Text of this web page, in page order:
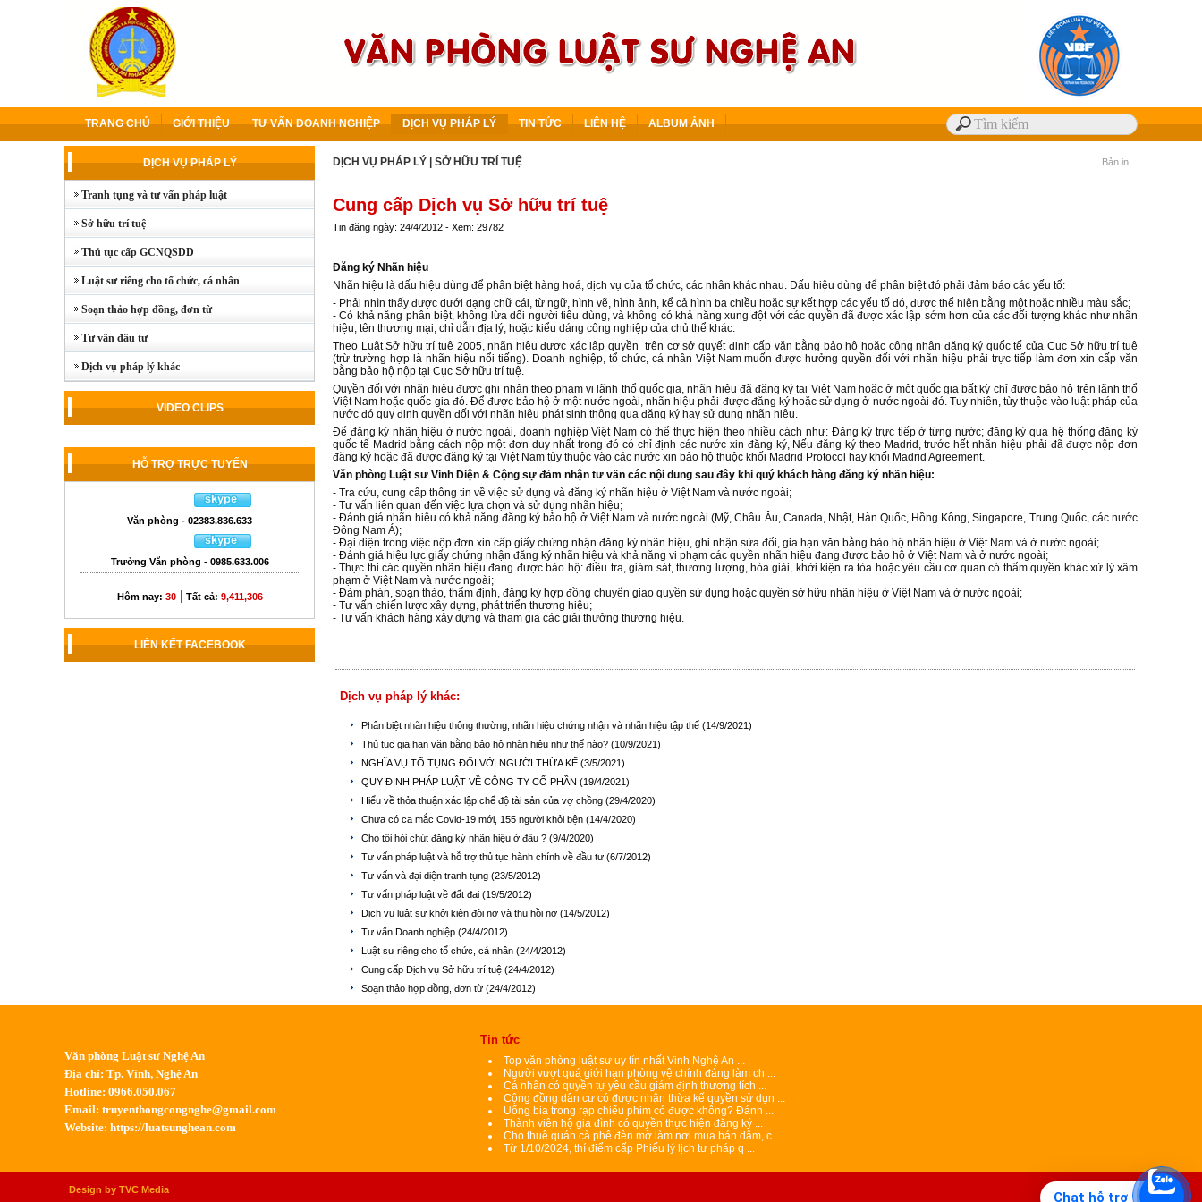
TRANG CHỦ GIỚI THIỆU TƯ VẤN DOANH NGHIỆP DỊCH VỤ PHÁP LÝ TIN TỨC LIÊN HỆ ALBUM ẢNH
DỊCH VỤ PHÁP LÝ
Tranh tụng và tư vấn pháp luật
Sở hữu trí tuệ
Thủ tục cấp GCNQSDD
Luật sư riêng cho tổ chức, cá nhân
Soạn thảo hợp đồng, đơn từ
Tư vấn đầu tư
Dịch vụ pháp lý khác
VIDEO CLIPS
HỖ TRỢ TRỰC TUYẾN
Văn phòng - 02383.836.633
Trưởng Văn phòng - 0985.633.006
Hôm nay: 30| Tất cả: 9,411,306
LIÊN KẾT FACEBOOK
DỊCH VỤ PHÁP LÝ SỞ HỮU TRÍ TUỆ Bản in
Cung cấp Dịch vụ Sở hữu trí tuệ
Tin đăng ngày: 24/4/2012 - Xem: 29782
Đăng ký Nhãn hiệu
Nhãn hiệu là dấu hiệu dùng để phân biệt hàng hoá, dịch vụ của tổ chức, các nhân khác nhau. Dấu hiệu dùng để phân biệt đó phải đảm báo các yếu tố:
- Phải nhìn thấy được dưới dạng chữ cái, từ ngữ, hình vẽ, hình ảnh, kể cả hình ba chiều hoặc sự kết hợp các yếu tố đó, được thể hiện bằng một hoặc nhiều màu sắc;
- Có khả năng phân biệt, không lừa dối người tiêu dùng, và không có khả năng xung đột với các quyền đã được xác lập sớm hơn của các đối tượng khác như nhãn
hiệu, tên thương mại, chỉ dẫn địa lý, hoặc kiểu dáng công nghiệp của chủ thể khác.
Theo Luật Sở hữu trí tuệ 2005, nhãn hiệu được xác lập quyền trên cơ sở quyết định cấp văn bằng bảo hộ hoặc công nhận đăng ký quốc tế của Cục Sở hữu trí tuệ
(trừ trường hợp là nhãn hiệu nổi tiếng). Doanh nghiệp, tổ chức, cá nhân Việt Nam muốn được hưởng quyền đối với nhãn hiệu phải trực tiếp làm đơn xin cấp văn
bằng bảo hộ nộp tại Cục Sở hữu trí tuệ.
Quyền đối với nhãn hiệu được ghi nhận theo phạm vi lãnh thổ quốc gia, nhãn hiệu đã đăng ký tại Việt Nam hoặc ở một quốc gia bất kỳ chỉ được bảo hộ trên lãnh thổ
Việt Nam hoặc quốc gia đó. Để được bảo hộ ở một nước ngoài, nhãn hiệu phải được đăng ký hoặc sử dụng ở nước ngoài đó. Tuy nhiên, tùy thuộc vào luật pháp của
nước đó quy định quyền đối với nhãn hiệu phát sinh thông qua đăng ký hay sử dụng nhãn hiệu.
Để đăng ký nhãn hiệu ở nước ngoài, doanh nghiệp Việt Nam có thể thực hiện theo nhiều cách như: Đăng ký trực tiếp ở từng nước; đăng ký qua hệ thống đăng ký
quốc tế Madrid bằng cách nộp một đơn duy nhất trong đó có chỉ định các nước xin đăng ký, Nếu đăng ký theo Madrid, trước hết nhãn hiệu phải đã được nộp đơn
đăng ký hoặc đã được đăng ký tại Việt Nam tùy thuộc vào các nước xin bảo hộ thuộc khối Madrid Protocol hay khối Madrid Agreement.
Văn phòng Luật sư Vinh Diện & Cộng sự đảm nhận tư vấn các nội dung sau đây khi quý khách hàng đăng ký nhãn hiệu:
- Tra cứu, cung cấp thông tin về việc sử dụng và đăng ký nhãn hiệu ở Việt Nam và nước ngoài;
- Tư vấn liên quan đến việc lựa chọn và sử dụng nhãn hiệu;
- Đánh giá nhãn hiệu có khả năng đăng ký bảo hộ ở Việt Nam và nước ngoài (Mỹ, Châu Âu, Canada, Nhật, Hàn Quốc, Hồng Kông, Singapore, Trung Quốc, các nước
Đông Nam Á);
- Đại diện trong việc nộp đơn xin cấp giấy chứng nhận đăng ký nhãn hiệu, ghi nhận sửa đổi, gia hạn văn bằng bảo hộ nhãn hiệu ở Việt Nam và ở nước ngoài;
- Đánh giá hiệu lực giấy chứng nhận đăng ký nhãn hiệu và khả năng vi phạm các quyền nhãn hiệu đang được bảo hộ ở Việt Nam và ở nước ngoài;
- Thực thi các quyền nhãn hiệu đang được bảo hộ: điều tra, giám sát, thương lượng, hòa giải, khởi kiện ra tòa hoặc yêu cầu cơ quan có thẩm quyền khác xử lý xâm
phạm ở Việt Nam và nước ngoài;
- Đàm phán, soạn thảo, thẩm định, đăng ký hợp đồng chuyển giao quyền sử dụng hoặc quyền sở hữu nhãn hiệu ở Việt Nam và ở nước ngoài;
- Tư vấn chiến lược xây dựng, phát triển thương hiệu;
- Tư vấn khách hàng xây dựng và tham gia các giải thưởng thương hiệu.
Dịch vụ pháp lý khác:
Phân biệt nhãn hiệu thông thường, nhãn hiệu chứng nhận và nhãn hiệu tập thể (14/9/2021)
Thủ tục gia hạn văn bằng bảo hộ nhãn hiệu như thế nào? (10/9/2021)
NGHĨA VỤ TỐ TỤNG ĐỐI VỚI NGƯỜI THỪA KẾ (3/5/2021)
QUY ĐỊNH PHÁP LUẬT VỀ CÔNG TY CỔ PHẦN (19/4/2021)
Hiểu về thỏa thuận xác lập chế độ tài sản của vợ chồng (29/4/2020)
Chưa có ca mắc Covid-19 mới, 155 người khỏi bện (14/4/2020)
Cho tôi hỏi chút đăng ký nhãn hiệu ở đâu ? (9/4/2020)
Tư vấn pháp luật và hỗ trợ thủ tục hành chính về đầu tư (6/7/2012)
Tư vấn và đại diện tranh tụng (23/5/2012)
Tư vấn pháp luật về đất đai (19/5/2012)
Dịch vụ luật sư khởi kiện đòi nợ và thu hồi nợ (14/5/2012)
Tư vấn Doanh nghiệp (24/4/2012)
Luật sư riêng cho tổ chức, cá nhân (24/4/2012)
Cung cấp Dịch vụ Sở hữu trí tuệ (24/4/2012)
Soạn thảo hợp đồng, đơn từ (24/4/2012)
Văn phòng Luật sư Nghệ An
Địa chỉ: Tp. Vinh, Nghệ An
Hotline: 0966.050.067
Email: truyenthongcongnghe@gmail.com
Website: https://luatsunghean.com
Tin tức
Top văn phòng luật sư uy tín nhất Vinh Nghệ An ...
Người vượt quá giới hạn phòng vệ chính đáng làm ch ...
Cá nhân có quyền tự yêu cầu giám định thương tích ...
Cộng đồng dân cư có được nhận thừa kế quyền sử dụn ...
Uống bia trong rạp chiếu phim có được không? Đánh ...
Thành viên hộ gia đình có quyền thực hiện đăng ký ...
Cho thuê quán cà phê đèn mờ làm nơi mua bán dâm, c...
Từ 1/10/2024, thí điểm cấp Phiếu lý lịch tư pháp q ...
Design by TVC Media Chat hỗ trợ